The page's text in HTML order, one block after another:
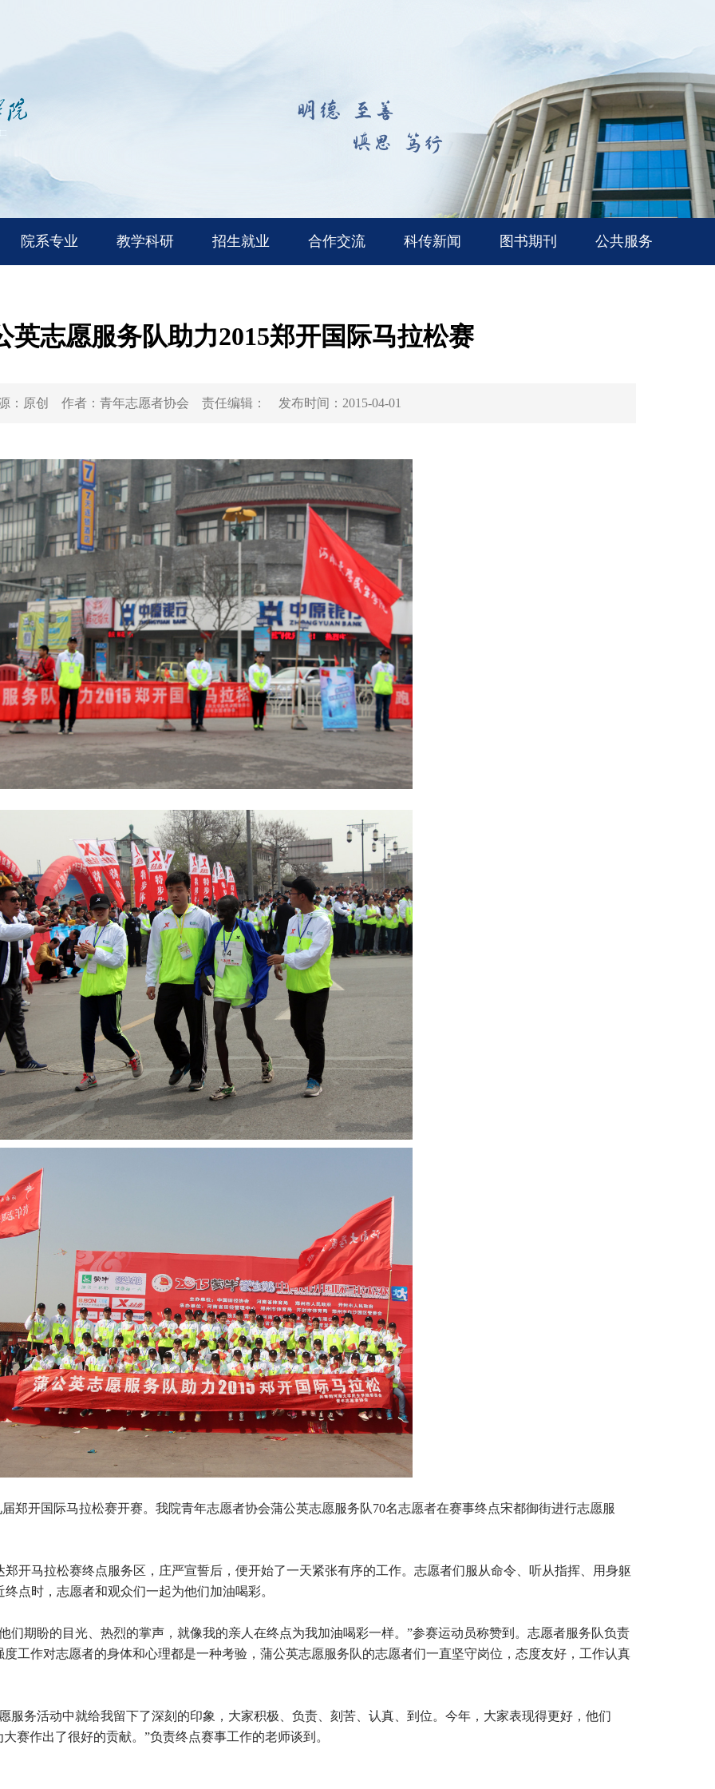
院系专业 教学科研 招生就业 合作交流 科传新闻 图书期刊 公共服务
英志愿服务队助力2015郑开国际马拉松赛
： 原创 作者： 青年志愿者协会 责任编辑： 发布时间： 2015-04-01
郑开国际马拉松赛开赛。我院青年志愿者协会蒲公英志愿服务队70名志愿者在赛事终点宋都御街进行志愿服
开马拉松赛终点服务区，庄严宣誓后，便开始了一天紧张有序的工作。志愿者们服从命令、听从指挥、用身躯
点时，志愿者和观众们一起为他们加油喝彩。
期盼的目光、热烈的掌声，就像我的亲人在终点为我加油喝彩一样。”参赛运动员称赞到。志愿者服务队负责
工作对志愿者的身体和心理都是一种考验，蒲公英志愿服务队的志愿者们一直坚守岗位，态度友好，工作认真
务活动中就给我留下了深刻的印象，大家积极、负责、刻苦、认真、到位。今年，大家表现得更好，他们
赛作出了很好的贡献。”负责终点赛事工作的老师谈到。